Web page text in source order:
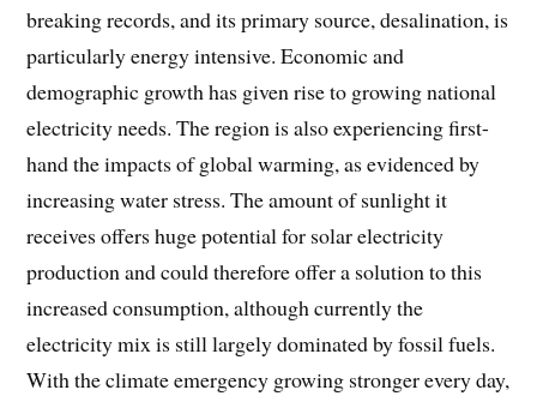
breaking records, and its primary source, desalination, is
particularly energy intensive. Economic and
demographic growth has given rise to growing national
electricity needs. The region is also experiencing first-
hand the impacts of global warming, as evidenced by
increasing water stress. The amount of sunlight it
receives offers huge potential for solar electricity
production and could therefore offer a solution to this
increased consumption, although currently the
electricity mix is still largely dominated by fossil fuels.
With the climate emergency growing stronger every day,